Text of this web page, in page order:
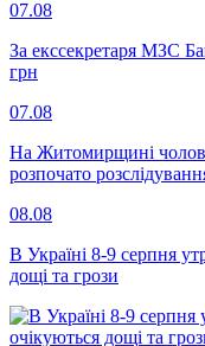
07.08
За екссекретаря МЗС
грн
07.08
На Житомирщині
розпочато
08.08
В Україні 8-9 серпня
дощі та грози